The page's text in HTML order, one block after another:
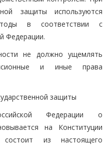
защиты используются
в соответствии с
Федерации.
не должно ущемлять
и иные права
защиты
Федерации о
на Конституции
из настоящего